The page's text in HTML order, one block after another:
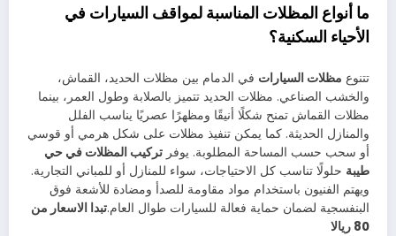
ما أنواع المظلات المناسبة لمواقف السيارات في
الأحياء السكنية؟
تتنوع مظلات السيارات في الدمام بين مظلات الحديد، القماش،
والخشب الصناعي. مظلات الحديد تتميز بالصلابة وطول العمر، بينما
مظلات القماش تمنح شكلًا أنيقًا ومظهرًا عصريًا يناسب الفلل
والمنازل الحديثة. كما يمكن تنفيذ مظلات على شكل هرمي أو قوسي
أو سحب حسب المساحة المطلوبة. يوفر تركيب المظلات في حي
طيبة حلولًا تناسب كل الاحتياجات، سواء للمنازل أو للمباني التجارية.
ويهتم الفنيون باستخدام مواد مقاومة للصدأ ومضادة للأشعة فوق
البنفسجية لضمان حماية فعالة للسيارات طوال العام.تبدا الاسعار من
80 ريالا